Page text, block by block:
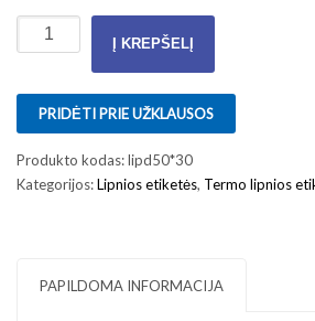
produkto
kiekis:
etiketės
50x30mm,Termo
Į KREPŠELĮ
PRIDĖTI PRIE UŽKLAUSOS
Produkto kodas:lipd50*30
Kategorijos:Lipnios etiketės, Termo lipnios
PAPILDOMA INFORMACIJA